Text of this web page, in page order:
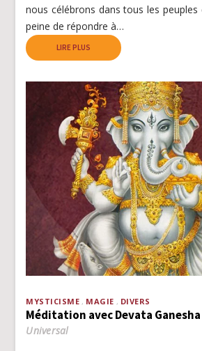
nous célébrons dans tous les peuples
peine de répondre à…
LIRE PLUS
MYSTICISME MAGIE DIVERS
Méditation avec Devata Ganesha
Universal